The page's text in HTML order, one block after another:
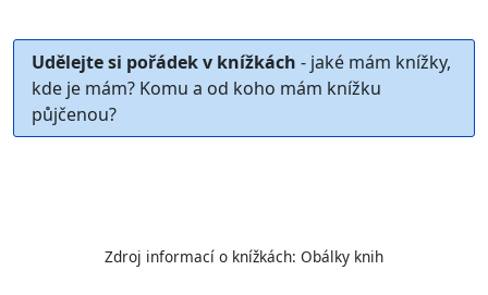
Udělejte si pořádek v knížkách - jaké mám knížky,
kde je mám? Komu a od koho mám knížku
půjčenou?
Zdroj informací o knížkách: Obálky knih